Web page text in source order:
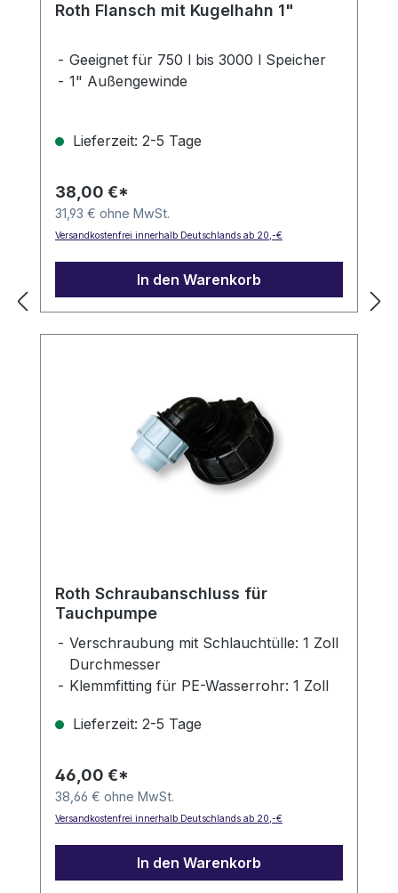
Roth Flansch mit Kugelhahn 1"
Geeignet für 750 l bis 3000 l Speicher
1" Außengewinde
Lieferzeit: 2-5 Tage
38,00 €*
31,93 € ohne MwSt.
Versandkostenfrei innerhalb Deutschlands ab 20,-€
In den Warenkorb
Roth Schraubanschluss für
Tauchpumpe
Verschraubung mit Schlauchtülle: 1 Zoll
Durchmesser
Klemmfitting für PE-Wasserrohr: 1 Zoll
Lieferzeit: 2-5 Tage
46,00 €*
38,66 € ohne MwSt.
Versandkostenfrei innerhalb Deutschlands ab 20,-€
In den Warenkorb